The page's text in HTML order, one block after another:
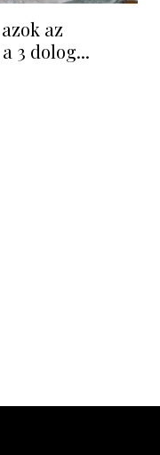
az
3 dolog...